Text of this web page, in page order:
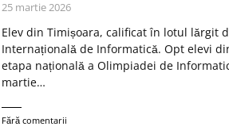
25 martie 2026
Elev din Timișoara, calificat în lotul lărgit
Internațională de Informatică. Opt elevi
etapa națională a Olimpiadei de
martie…
Fără comentarii